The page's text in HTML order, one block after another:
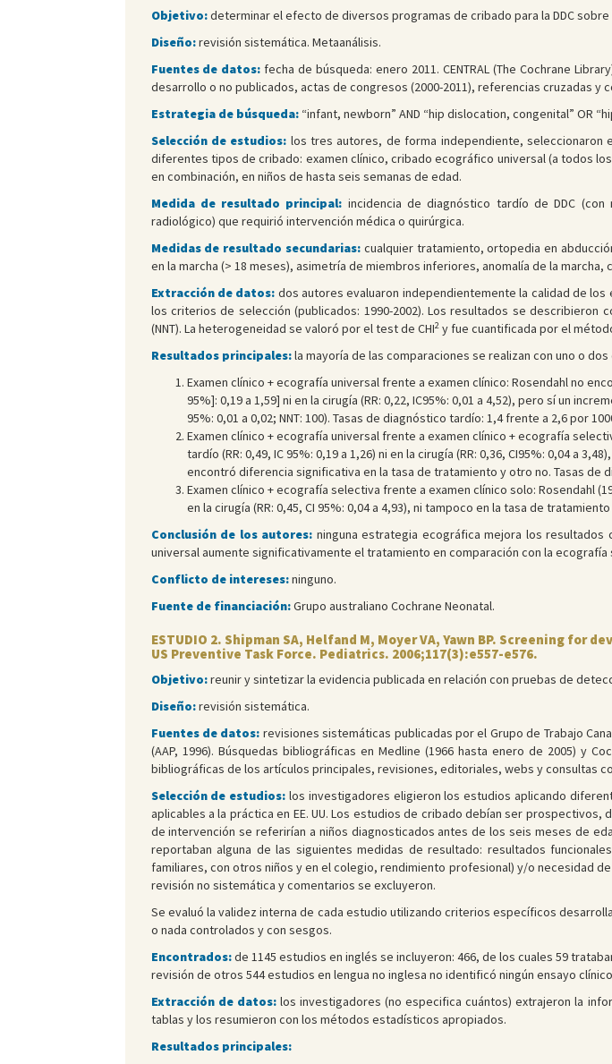
Objetivo:determinar el efecto de diversos programas de cribado para la DDC
Diseño:revisión sistemática. Metaanálisis.
Fuentes de datos: fecha de búsqueda: enero 2011. CENTRAL (The Cochrane
desarrollo o no publicados, actas de congresos (2000-2011), referencias cruzadas y
Estrategia de búsqueda:“infant, newborn” AND “hip dislocation, congenital” OR
Selección de estudios: los tres autores, de forma independiente, seleccionaron
diferentes tipos de cribado: examen clínico, cribado ecográfico universal (a todos
en combinación, en niños de hasta seis semanas de edad.
Medida de resultado principal: incidencia de diagnóstico tardío de DDC
radiológico) que requirió intervención médica o quirúrgica.
Medidas de resultado secundarias:cualquier tratamiento, ortopedia en
en la marcha (> 18 meses), asimetría de miembros inferiores, anomalía de la
Extracción de datos: dos autores evaluaron independientemente la calidad de
los criterios de selección (publicados: 1990-2002). Los resultados se
(NNT). La heterogeneidad se valoró por el test de CHI2y fue cuantificada por el
Resultados principales:la mayoría de las comparaciones se realizan con uno o
Examen clínico + ecografía universal frente a examen clínico: Rosendahl no
95%]: 0,19 a 1,59] ni en la cirugía (RR: 0,22, IC95%: 0,01 a 4,52), pero sí un
95%: 0,01 a 0,02; NNT: 100). Tasas de diagnóstico tardío: 1,4 frente a 2,6 por
Examen clínico + ecografía universal frente a examen clínico + ecografía
tardío (RR: 0,49, IC 95%: 0,19 a 1,26) ni en la cirugía (RR: 0,36, CI95%: 0,04 a
encontró diferencia significativa en la tasa de tratamiento y otro no. Tasas de
Examen clínico + ecografía selectiva frente a examen clínico solo: Rosendahl
en la cirugía (RR: 0,45, CI 95%: 0,04 a 4,93), ni tampoco en la tasa de
Conclusión de los autores: ninguna estrategia ecográfica mejora los resultados
universal aumente significativamente el tratamiento en comparación con la ecografía
Conflicto de intereses:ninguno.
Fuente de financiación:Grupo australiano Cochrane Neonatal.
ESTUDIO 2. Shipman SA, Helfand M, Moyer VA, Yawn BP. Screening
US Preventive Task Force. Pediatrics. 2006;117(3):e557-e576.
Objetivo:reunir y sintetizar la evidencia publicada en relación con pruebas de
Diseño:revisión sistemática.
Fuentes de datos: revisiones sistemáticas publicadas por el Grupo de Trabajo
(AAP, 1996). Búsquedas bibliográficas en Medline (1966 hasta enero de 2005) y
bibliográficas de los artículos principales, revisiones, editoriales, webs y consultas
Selección de estudios: los investigadores eligieron los estudios aplicando
aplicables a la práctica en EE. UU. Los estudios de cribado debían ser
de intervención se referirían a niños diagnosticados antes de los seis meses de
reportaban alguna de las siguientes medidas de resultado: resultados
familiares, con otros niños y en el colegio, rendimiento profesional) y/o necesidad
revisión no sistemática y comentarios se excluyeron.
Se evaluó la validez interna de cada estudio utilizando criterios específicos
o nada controlados y con sesgos.
Encontrados:de 1145 estudios en inglés se incluyeron: 466, de los cuales 59
revisión de otros 544 estudios en lengua no inglesa no identificó ningún ensayo
Extracción de datos:los investigadores (no especifica cuántos) extrajeron la
tablas y los resumieron con los métodos estadísticos apropiados.
Resultados principales: